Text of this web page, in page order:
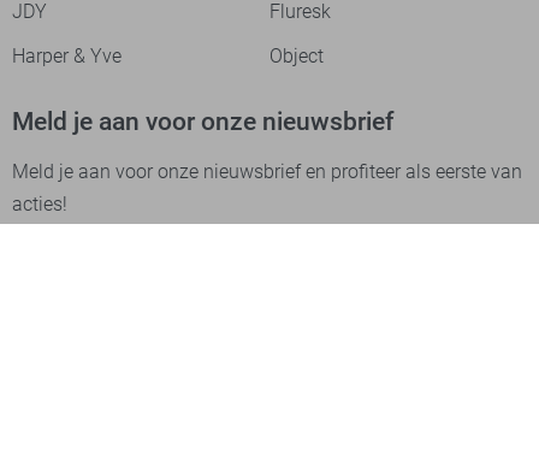
JDY
Fluresk
Harper & Yve
Object
Meld je aan voor onze nieuwsbrief
Meld je aan voor onze nieuwsbrief en profiteer als eerste van
acties!